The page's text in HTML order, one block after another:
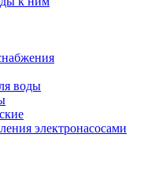
воды
электронасосами